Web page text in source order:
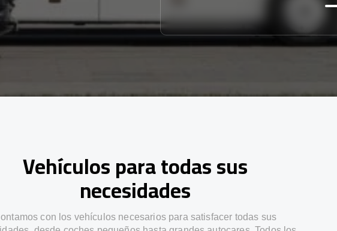
Vehículos para todas sus
necesidades
con los vehículos necesarios para satisfacer todas sus